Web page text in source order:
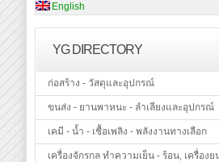
English
YG DIRECTORY
ก่อสร้าง - วัสดุและอุปกรณ์
ขนส่ง - ยานพาหนะ - ลำเลียงและอุปกรณ์
เคมี - น้ำ - เชื้อเพลิง - พลังงานทางเลือก
เครื่องจักรกล ทำความเย็น - ร้อน, เครื่องย